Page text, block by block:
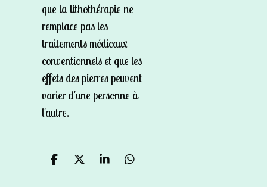
que la lithothérapie ne
remplace pas les
traitements médicaux
conventionnels et que les
effets des pierres peuvent
varier d'une personne à
l'autre.
P
P
P
P